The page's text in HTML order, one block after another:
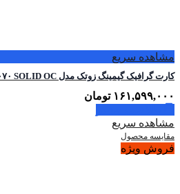
مشاهده سریع
کارت گرافیک گیمینگ زوتک مدل GeForce RTX ۵۰۷۰ SOLID OC
۱۶۱,۵۹۹,۰۰۰ تومان
مشاهده سریع
مقایسه محصول
فروش ویژه